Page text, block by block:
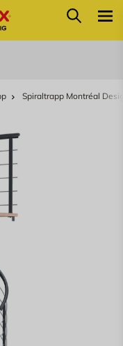
Søk
Spiraltrapp Montréal